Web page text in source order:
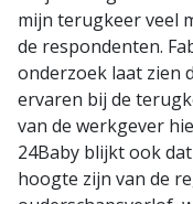
mijn terugkeer veel
de respondenten.
onderzoek laat zien
ervaren bij de
van de werkgever
24Baby blijkt ook
hoogte zijn van de